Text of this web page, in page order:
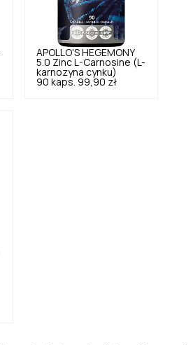
APOLLO'S HEGEMONY
5.0 Zinc L-Carnosine (L-
karnozyna cynku)
90 kaps. 99,90 zł